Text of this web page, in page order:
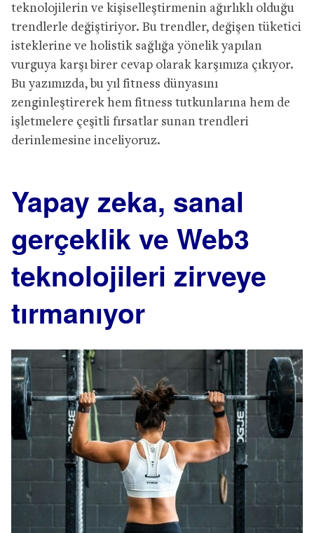
teknolojilerin ve kişiselleştirmenin ağırlıklı olduğu
trendlerle değiştiriyor. Bu trendler, değişen tüketici
isteklerine ve holistik sağlığa yönelik yapılan
vurguya karşı birer cevap olarak karşımıza çıkıyor.
Bu yazımızda, bu yıl fitness dünyasını
zenginleştirerek hem fitness tutkunlarına hem de
işletmelere çeşitli fırsatlar sunan trendleri
derinlemesine inceliyoruz.
Yapay zeka, sanal
gerçeklik ve Web3
teknolojileri zirveye
tırmanıyor